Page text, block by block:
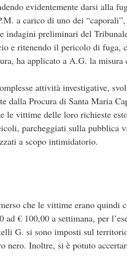
evidentemente darsi alla
a carico di uno dei
indagini preliminari del
e ritenendo il pericolo di fuga,
ha applicato a A.G. la misura
attività investigative,
dalla Procura di Santa Maria
le vittime delle loro richieste
parcheggiati sulla pubblica
a scopo intimidatorio.
che le vittime erano quindi
ad € 100,00 a settimana, per
G. si sono imposti sul
nero. Inoltre, si è potuto